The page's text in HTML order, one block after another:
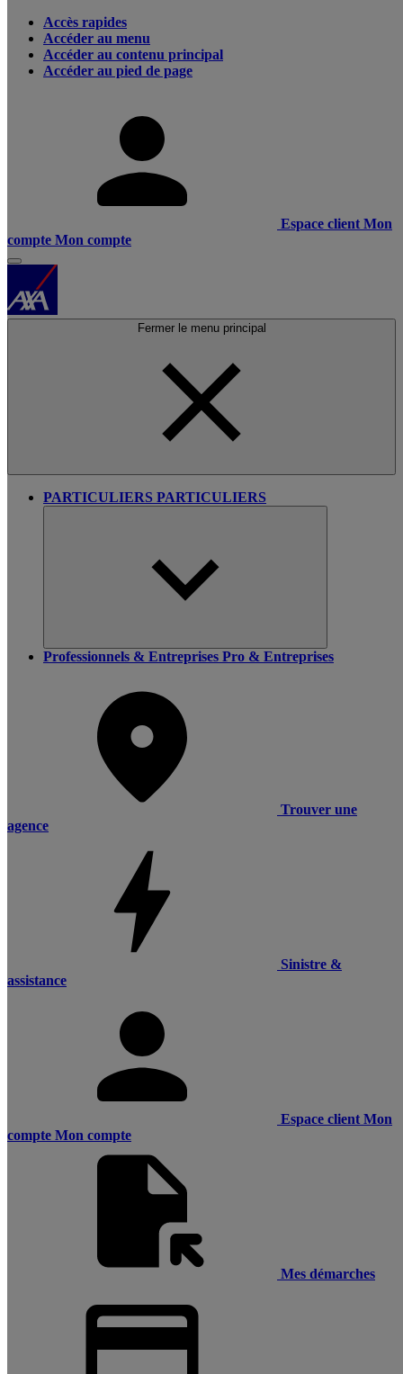
Accès rapides
Accéder au menu
Accéder au contenu principal
Accéder au pied de page
Espace client Mon
compte Mon compte
Fermer le menu principal
PARTICULIERS PARTICULIERS
Professionnels & Entreprises Pro & Entreprises
Trouver une
agence
Sinistre &
assistance
Espace client Mon
compte Mon compte
Mes démarches